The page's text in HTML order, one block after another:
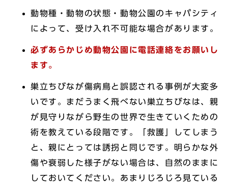
動物種・動物の状態・動物公園のキャパシティ
によって、受け入れ不可能な場合があります。
必ずあらかじめ動物公園に電話連絡をお願いし
ます。
巣立ちびなが傷病鳥と誤認される事例が大変多
いです。まだうまく飛べない巣立ちびなは、親
が見守りながら野生の世界で生きていくための
術を教えている段階です。「救護」してしまう
と、親にとっては誘拐と同じです。明らかな外
傷や衰弱した様子がない場合は、自然のままに
しておいてください。あまりじろじろ見ている